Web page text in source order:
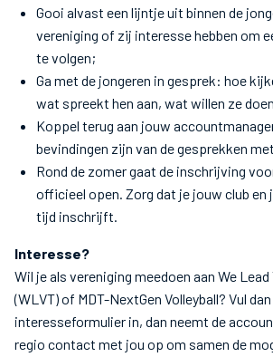
Gooi alvast een lijntje uit binnen de
vereniging of zij interesse hebben om
te volgen;
Ga met de jongeren in gesprek: hoe
wat spreekt hen aan, wat willen ze
Koppel terug aan jouw
bevindingen zijn van de gesprekken
Rond de zomer gaat de inschrijving
officieel open. Zorg dat je jouw club en
tijd inschrijft.
Interesse?
Wil je als vereniging meedoen aan We
(WLVT) of MDT-NextGen Volleyball? Vul
interesseformulier in, dan neemt de
regio contact met jou op om samen de